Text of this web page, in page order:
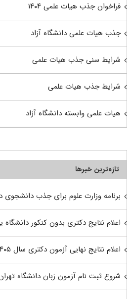
فراخوان جذب هیات علمی ۱۴۰۴
جذب هیات علمی دانشگاه آزاد
شرایط سنی جذب هیات علمی
شرایط جذب هیات علمی
هیات علمی وابسته دانشگاه آزاد
تازه‌ترین خبرها
برنامه وزارت علوم برای جذب دانشجوی
اعلام نتایج دکتری بدون کنکور دانشگاه یزد
اعلام نتایج نهایی آزمون دکتری سال ۱۴۰۵ در اواخر مرداد
شروع ثبت نام آزمون زبان دانشگاه تهران